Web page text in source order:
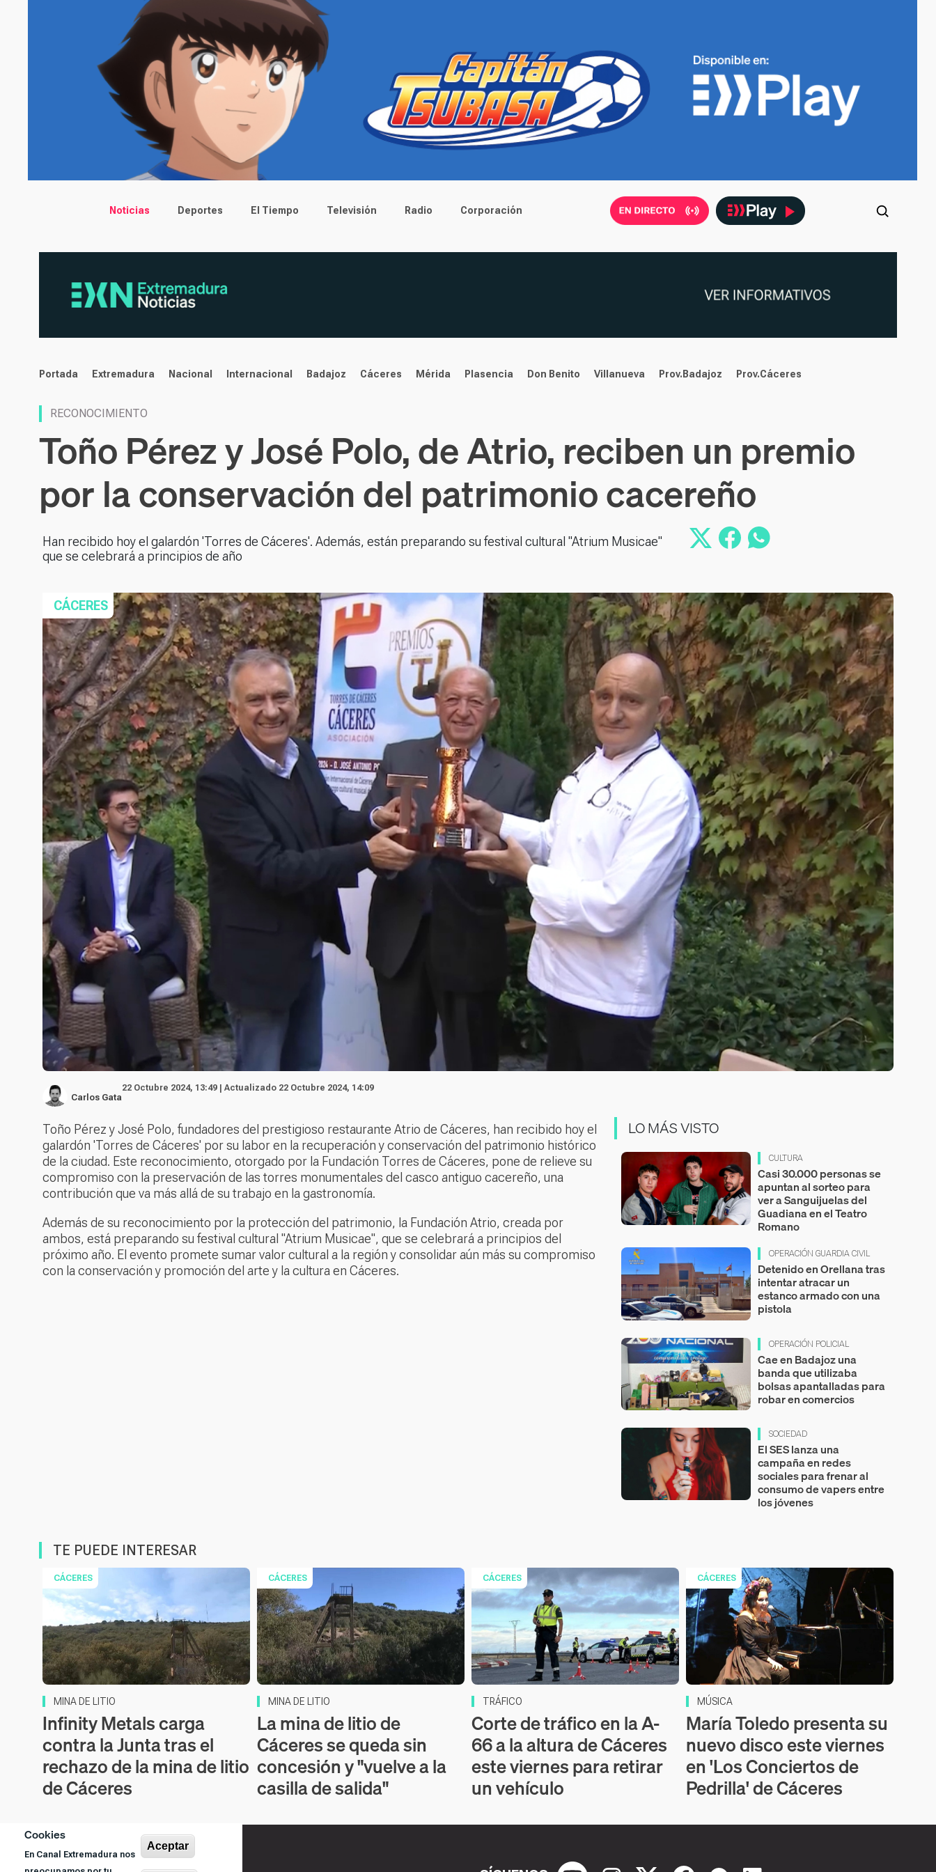
Cookies
En Canal Extremadura nos
Aceptar
Main menu
Noticias Deportes El Tiempo Televisión Radio Corporación
noticias
Portada Extremadura Nacional Internacional Badajoz Cáceres Mérida Plasencia Don Benito Villanueva Prov.Badajoz Prov.Cáceres
RECONOCIMIENTO
Toño Pérez y José Polo, de Atrio, reciben un premio
por la conservación del patrimonio cacereño
Han recibido hoy el galardón 'Torres de Cáceres'. Además, están preparando su festival cultural "Atrium Musicae"
que se celebrará a principios de año
CÁCERES
Carlos Gata
22 Octubre 2024, 13:49 | Actualizado 22 Octubre 2024, 14:09
Toño Pérez y José Polo, fundadores del prestigioso restaurante Atrio de Cáceres, han recibido hoy el
galardón 'Torres de Cáceres' por su labor en la recuperación y conservación del patrimonio histórico
de la ciudad. Este reconocimiento, otorgado por la Fundación Torres de Cáceres, pone de relieve su
compromiso con la preservación de las torres monumentales del casco antiguo cacereño, una
contribución que va más allá de su trabajo en la gastronomía.
Además de su reconocimiento por la protección del patrimonio, la Fundación Atrio, creada por
ambos, está preparando su festival cultural "Atrium Musicae", que se celebrará a principios del
próximo año. El evento promete sumar valor cultural a la región y consolidar aún más su compromiso
con la conservación y promoción del arte y la cultura en Cáceres.
LO MÁS VISTO
CULTURA
Casi 30.000 personas se
apuntan al sorteo para
ver a Sanguijuelas del
Guadiana en el Teatro
Romano
OPERACIÓN GUARDIA CIVIL
Detenido en Orellana tras
intentar atracar un
estanco armado con una
pistola
OPERACIÓN POLICIAL
Cae en Badajoz una
banda que utilizaba
bolsas apantalladas para
robar en comercios
SOCIEDAD
El SES lanza una
campaña en redes
sociales para frenar al
consumo de vapers entre
los jóvenes
TE PUEDE INTERESAR
CÁCERES
MINA DE LITIO
Infinity Metals carga
contra la Junta tras el
rechazo de la mina de litio
de Cáceres
CÁCERES
MINA DE LITIO
La mina de litio de
Cáceres se queda sin
concesión y "vuelve a la
casilla de salida"
CÁCERES
TRÁFICO
Corte de tráfico en la A-
66 a la altura de Cáceres
este viernes para retirar
un vehículo
CÁCERES
MÚSICA
María Toledo presenta su
nuevo disco este viernes
en 'Los Conciertos de
Pedrilla' de Cáceres